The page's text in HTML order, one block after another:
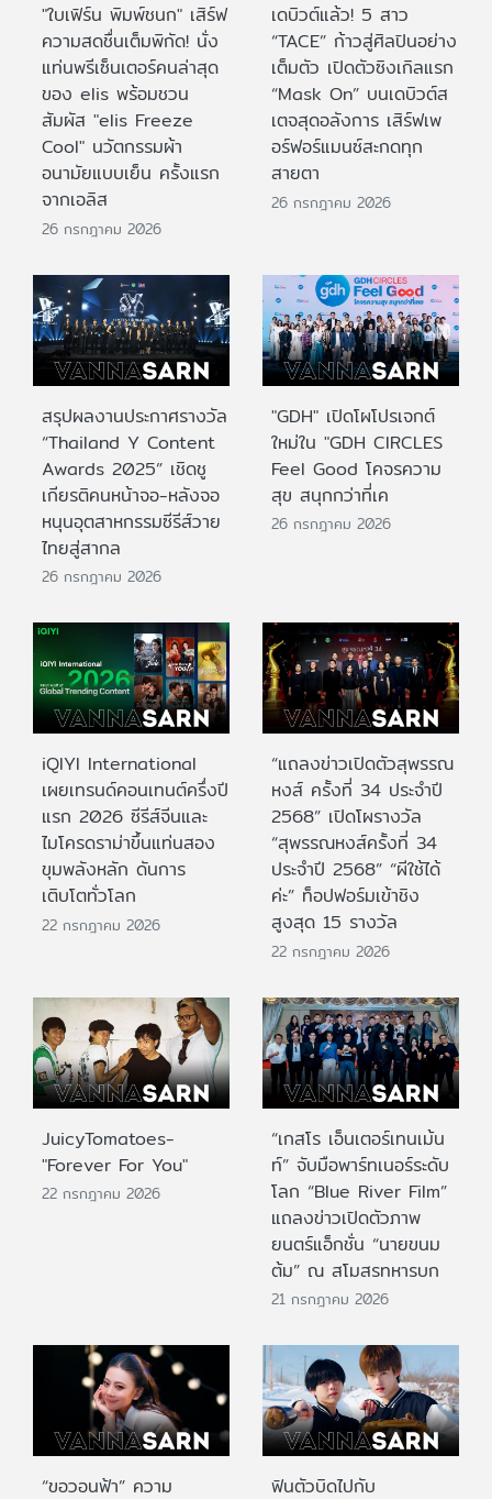
"ใบเฟิร์น พิมพ์ชนก" เสิร์ฟ
ความสดชื่นเต็มพิกัด! นั่ง
แท่นพรีเซ็นเตอร์คนล่าสุด
ของ elis พร้อมชวน
สัมผัส "elis Freeze
Cool" นวัตกรรมผ้า
อนามัยแบบเย็น ครั้งแรก
จากเอลิส
26 กรกฎาคม 2026
เดบิวต์แล้ว! 5 สาว
“TACE” ก้าวสู่ศิลปินอย่าง
เต็มตัว เปิดตัวซิงเกิลแรก
“Mask On” บนเดบิวต์ส
เตจสุดอลังการ เสิร์ฟเพ
อร์ฟอร์แมนซ์สะกดทุก
สายตา
26 กรกฎาคม 2026
สรุปผลงานประกาศรางวัล
“Thailand Y Content
Awards 2025” เชิดชู
เกียรติคนหน้าจอ-หลังจอ
หนุนอุตสาหกรรมซีรีส์วาย
ไทยสู่สากล
26 กรกฎาคม 2026
"GDH" เปิดโผโปรเจกต์
ใหม่ใน "GDH CIRCLES
Feel Good โคจรความ
สุข สนุกกว่าที่เค
26 กรกฎาคม 2026
iQIYI International
เผยเทรนด์คอนเทนต์ครึ่งปี
แรก 2026 ซีรีส์จีนและ
ไมโครดราม่าขึ้นแท่นสอง
ขุมพลังหลัก ดันการ
เติบโตทั่วโลก
22 กรกฎาคม 2026
“แถลงข่าวเปิดตัวสุพรรณ
หงส์ ครั้งที่ 34 ประจำปี
2568” เปิดโผรางวัล
“สุพรรณหงส์ครั้งที่ 34
ประจำปี 2568” “ผีใช้ได้
ค่ะ” ท็อปฟอร์มเข้าชิง
สูงสุด 15 รางวัล
22 กรกฎาคม 2026
JuicyTomatoes-
"Forever For You"
22 กรกฎาคม 2026
“เกสโร เอ็นเตอร์เทนเม้น
ท์” จับมือพาร์ทเนอร์ระดับ
โลก “Blue River Film”
แถลงข่าวเปิดตัวภาพ
ยนตร์แอ็กชั่น “นายขนม
ต้ม” ณ สโมสรทหารบก
21 กรกฎาคม 2026
“ขอวอนฟ้า” ความ ฟินตัวบิดไปกับ